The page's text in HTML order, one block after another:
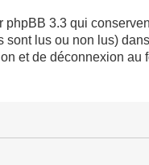
3.3 qui
sont lus ou non lus)
et de déconnexion au